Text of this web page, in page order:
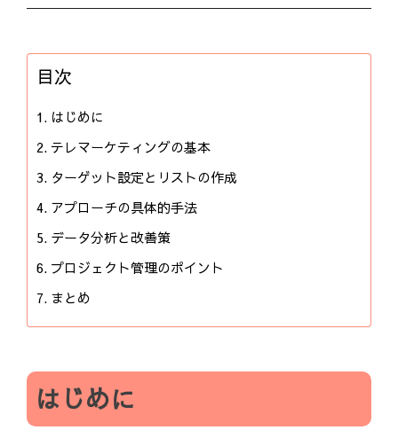
目次
はじめに
テレマーケティングの基本
ターゲット設定とリストの作成
アプローチの具体的手法
データ分析と改善策
プロジェクト管理のポイント
まとめ
はじめに